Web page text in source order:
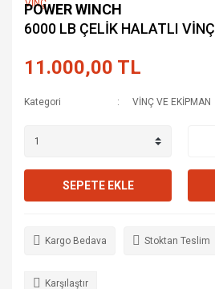
POWER WINCH
6000 LB ÇELİK HALATLI VİNÇ
11.000,00 TL
Kategori VİNÇ VE EKİPMAN
SEPETE EKLE
Kargo Bedava Stoktan Teslim
Karşılaştır